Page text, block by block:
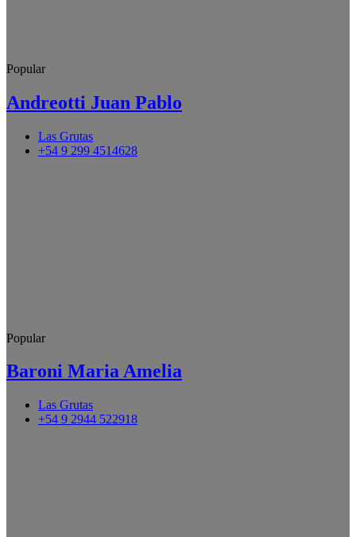
Popular
Andreotti Juan Pablo
Las Grutas
+54 9 299 4514628
Popular
Baroni Maria Amelia
Las Grutas
+54 9 2944 522918